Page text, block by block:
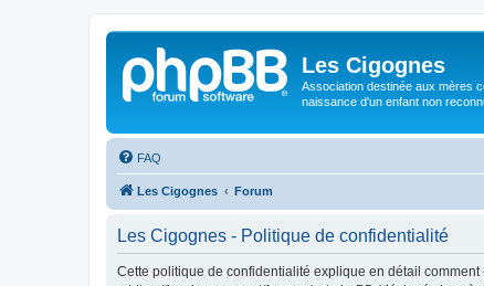
Les Cigognes
Association destinée aux mères
naissance d'un enfant non
FAQ
Les Cigognes Forum
Les Cigognes - Politique de confidentialité
Cette politique de confidentialité explique en détail